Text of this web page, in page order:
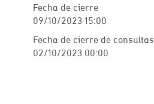
Fecha de cierre
09/10/2023 15:00
Fecha de cierre de consultas
02/10/2023 00:00